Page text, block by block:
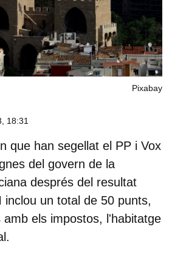
Pixabay
18:31
que han segellat el PP i Vox
del govern de la
després del resultat
inclou un total de 50 punts,
amb els impostos, l'habitatge